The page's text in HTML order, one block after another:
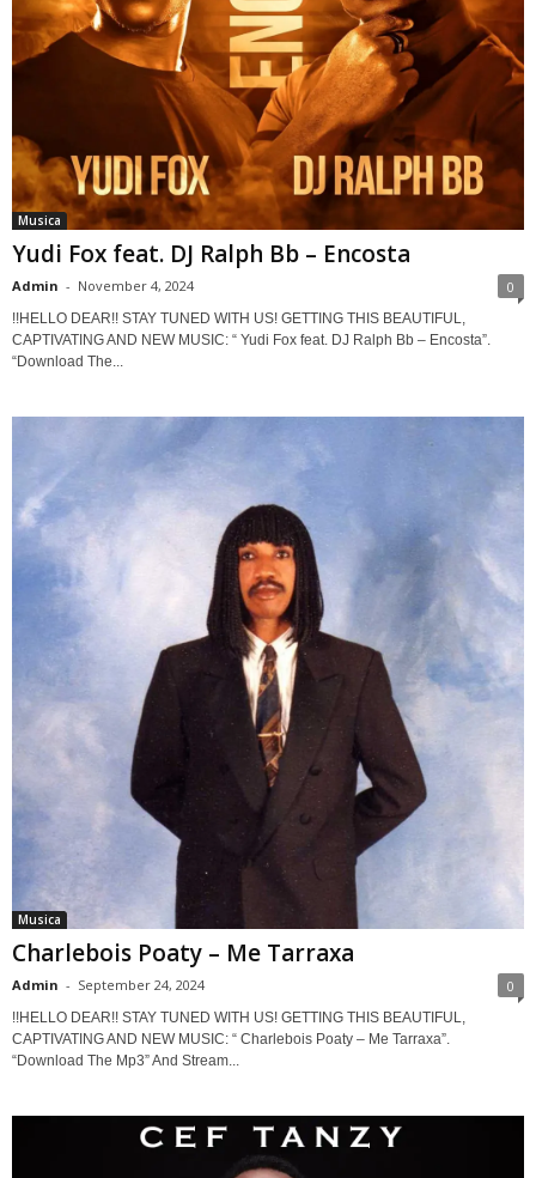
Musica
Yudi Fox feat. DJ Ralph Bb – Encosta
Admin - November 4, 2024 0
!!HELLO DEAR!! STAY TUNED WITH US! GETTING THIS BEAUTIFUL,
CAPTIVATING AND NEW MUSIC: “ Yudi Fox feat. DJ Ralph Bb – Encosta”.
“Download The...
Musica
Charlebois Poaty – Me Tarraxa
Admin - September 24, 2024 0
!!HELLO DEAR!! STAY TUNED WITH US! GETTING THIS BEAUTIFUL,
CAPTIVATING AND NEW MUSIC: “ Charlebois Poaty – Me Tarraxa”.
“Download The Mp3” And Stream...